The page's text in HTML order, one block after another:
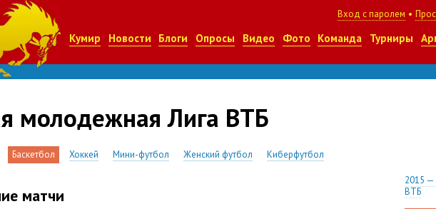
Вход с паролем •
Кумир Новости Блоги Опросы Видео Фото Команда Турниры
молодежная Лига ВТБ
Баскетбол Хоккей Мини-футбол Женский футбол Киберфутбол
матчи
2015 —
ВТБ